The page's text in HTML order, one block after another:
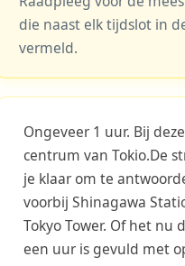
die naast elk tijdslot in
vermeld.
Ongeveer 1 uur. Bij
centrum van Tokio.De
je klaar om te
voorbij Shinagawa
Tokyo Tower. Of het nu
een uur is gevuld met